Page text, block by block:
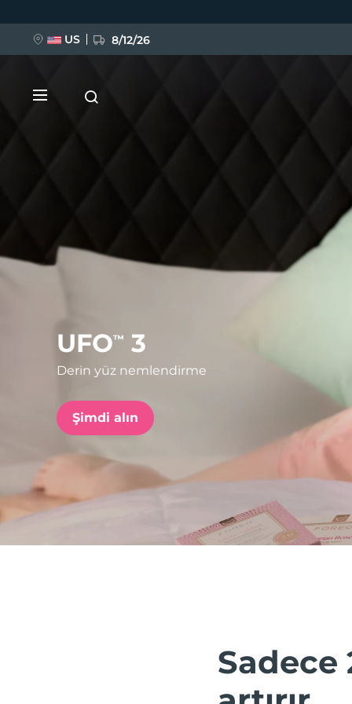
UFO™ 3
Derin yüz nemlendirme
Şimdi alın
Sadece
US 8/12/26
BREAKING NEWS
issa™ Teeth Whitening Set
FAQ™ Dual LED Panel
POPÜLER